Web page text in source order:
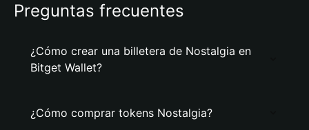
Preguntas frecuentes
¿Cómo crear una billetera de Nostalgia en
Bitget Wallet?
¿Cómo comprar tokens Nostalgia?